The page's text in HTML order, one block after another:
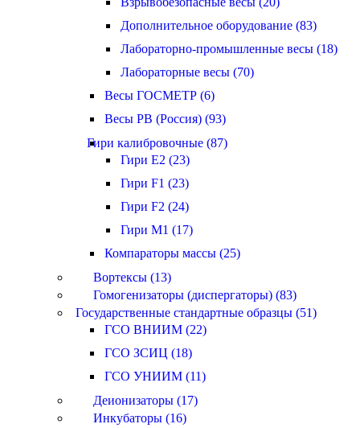
Дополнительное оборудование (83)
Лабораторно-промышленные весы (18)
Лабораторные весы (70)
Весы ГОСМЕТР (6)
Весы РВ (Россия) (93)
Гири калибровочные (87)
Гири E2 (23)
Гири F1 (23)
Гири F2 (24)
Гири M1 (17)
Компараторы массы (25)
Вортексы (13)
Гомогенизаторы (диспергаторы) (83)
Государственные стандартные образцы (51)
ГСО ВНИИМ (22)
ГСО ЗСИЦ (18)
ГСО УНИИМ (11)
Деионизаторы (17)
Инкубаторы (16)